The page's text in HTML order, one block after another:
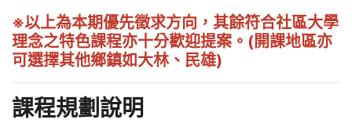
※以上為本期優先徵求方向，其餘符合社區大學
理念之特色課程亦十分歡迎提案。(開課地區亦
可選擇其他鄉鎮如大林、民雄)
課程規劃說明